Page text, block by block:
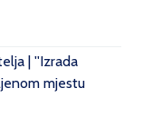
| ''Izrada
mjestu